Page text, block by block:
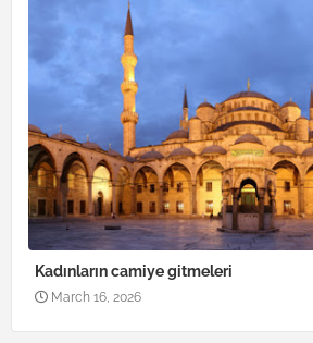
Kadınların camiye gitmeleri
March 16, 2026